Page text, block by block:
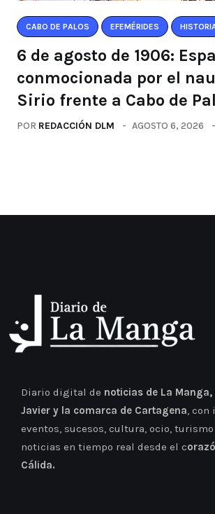
CABO DE PALOS EFEMÉRIDES
6 de agosto de 1906:
conmocionada por el
Sirio frente a Cabo de
POR REDACCIÓN DLM AGOSTO 6, 2026
Diario digital de noticias de La Manga,
Javier y la comarca de Cartagena, con
eventos, sucesos, cultura, ocio,
noticias en tiempo real desde el c
Cálida.